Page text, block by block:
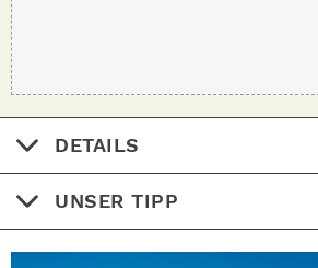
DETAILS
UNSER TIPP